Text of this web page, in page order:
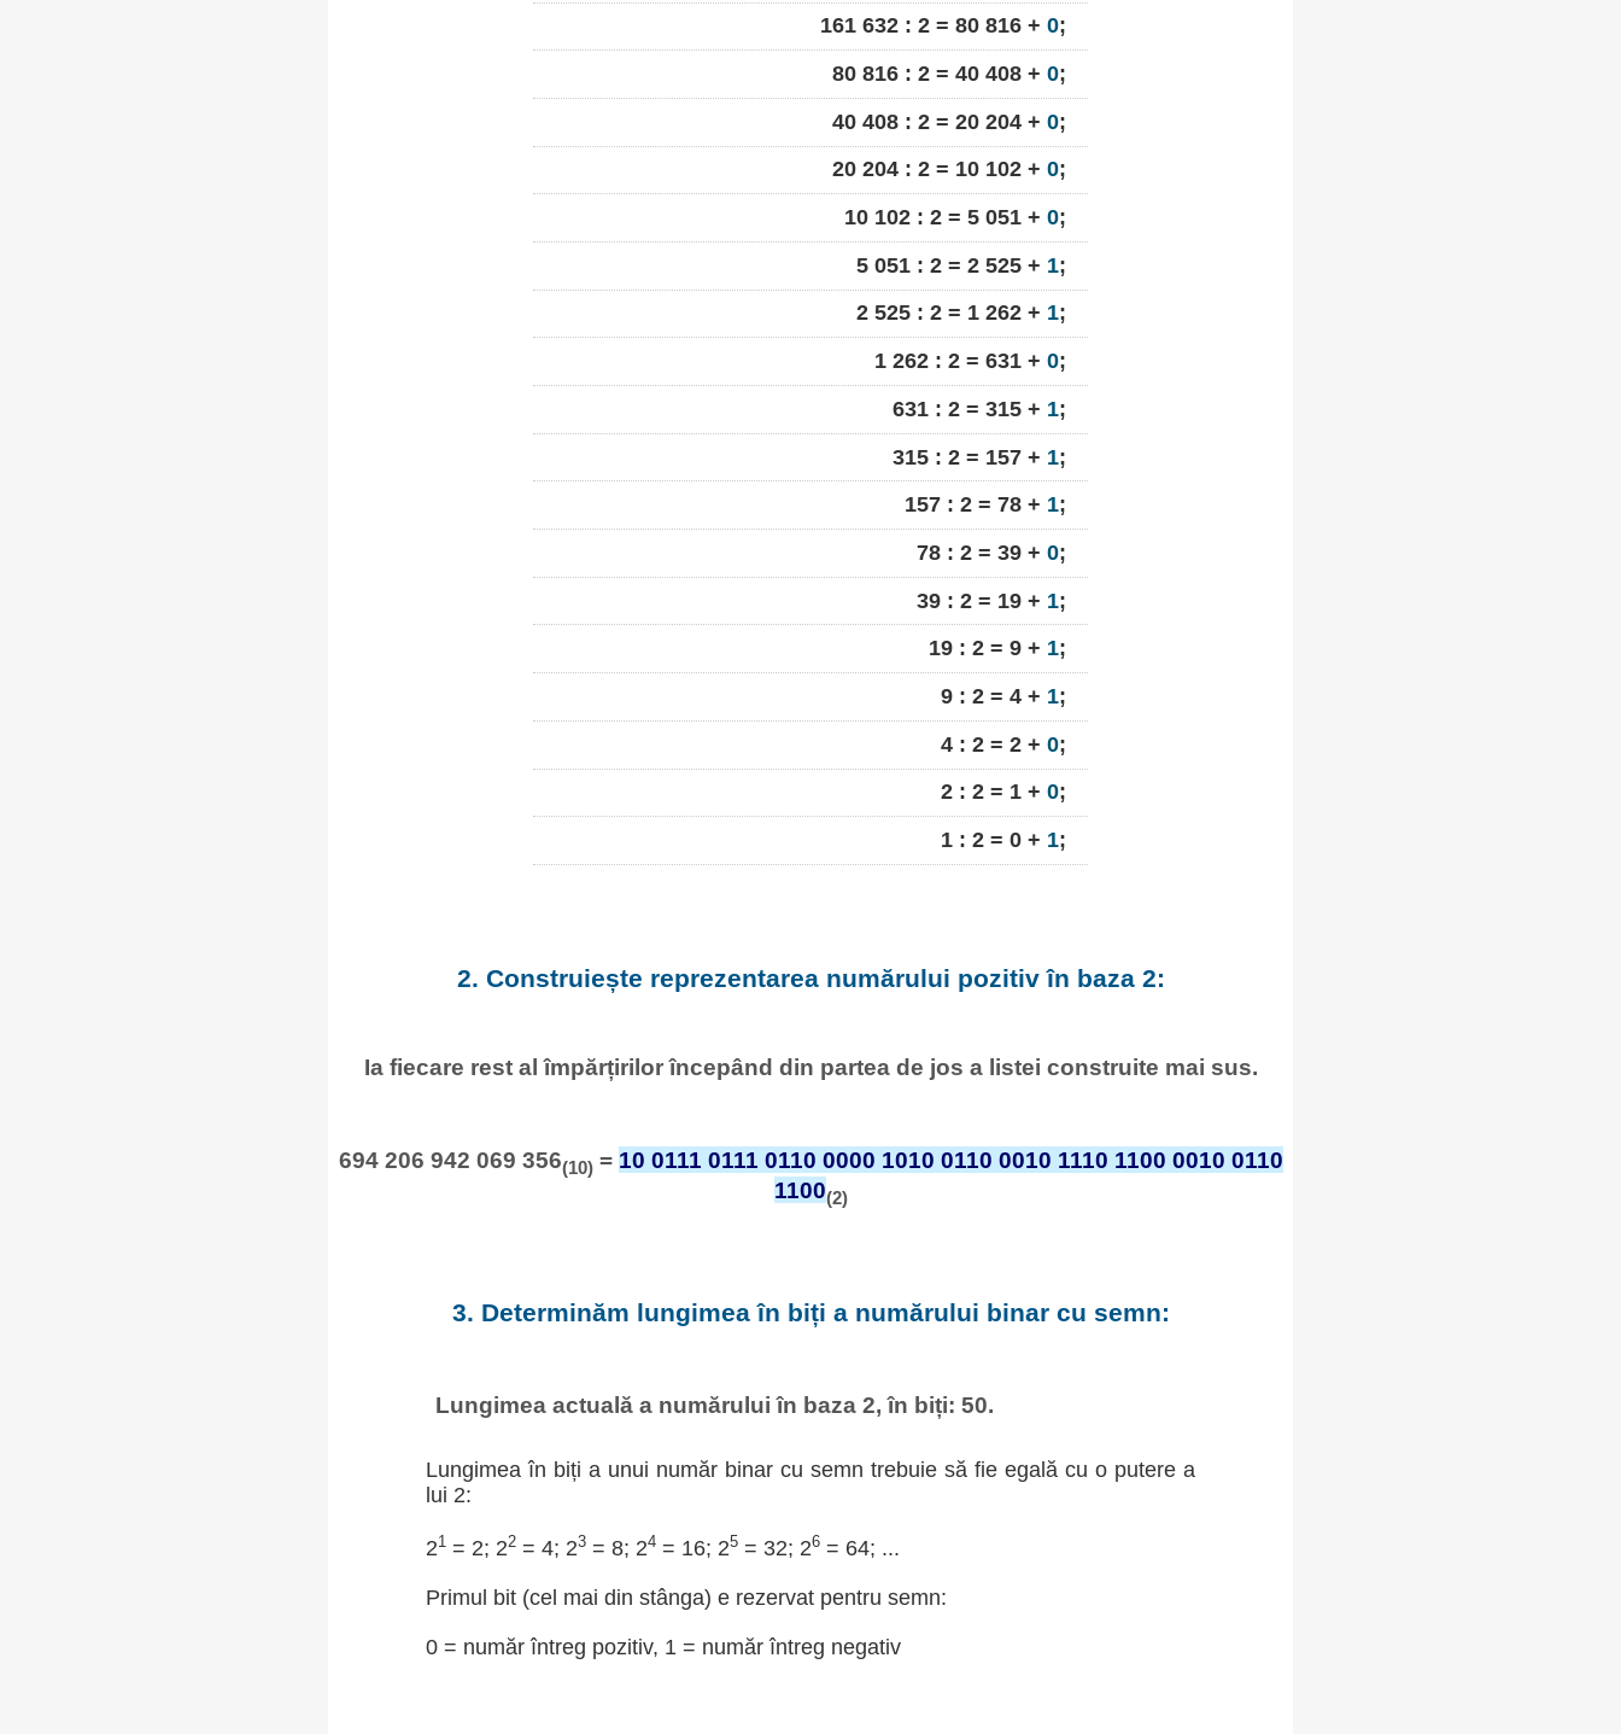
161 632 : 2 = 80 816 + 0;
80 816 : 2 = 40 408 + 0;
40 408 : 2 = 20 204 + 0;
20 204 : 2 = 10 102 + 0;
10 102 : 2 = 5 051 + 0;
5 051 : 2 = 2 525 + 1;
2 525 : 2 = 1 262 + 1;
1 262 : 2 = 631 + 0;
631 : 2 = 315 + 1;
315 : 2 = 157 + 1;
157 : 2 = 78 + 1;
78 : 2 = 39 + 0;
39 : 2 = 19 + 1;
19 : 2 = 9 + 1;
9 : 2 = 4 + 1;
4 : 2 = 2 + 0;
2 : 2 = 1 + 0;
1 : 2 = 0 + 1;
2. Construiește reprezentarea numărului pozitiv în baza 2:
Ia fiecare rest al împărțirilor începând din partea de jos a listei construite mai sus.
694 206 942 069 356(10) = 10 0111 0111 0110 0000 1010 0110 0010 1110 1100 0010 0110
1100(2)
3. Determinăm lungimea în biți a numărului binar cu semn:
Lungimea actuală a numărului în baza 2, în biți: 50.
Lungimea în biți a unui număr binar cu semn trebuie să fie egală cu o putere a
lui 2:
21= 2; 22= 4; 23= 8; 24= 16; 25= 32; 26= 64; ...
Primul bit (cel mai din stânga) e rezervat pentru semn:
0 = număr întreg pozitiv, 1 = număr întreg negativ